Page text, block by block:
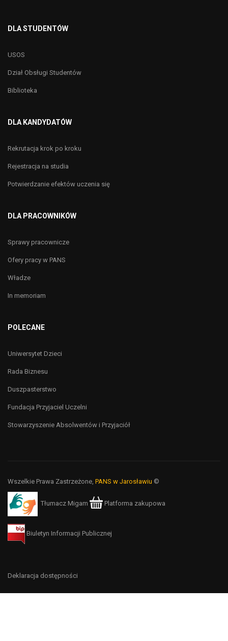
DLA STUDENTÓW
USOS
Dział Obsługi Studentów
Biblioteka
DLA KANDYDATÓW
Rekrutacja krok po kroku
Rejestracja na studia
Potwierdzanie efektów uczenia się
DLA PRACOWNIKÓW
Sprawy pracownicze
Ofery pracy w PANS
Władze
In memoriam
POLECANE
Uniwersytet Dzieci
Rada Biznesu
Duszpasterstwo
Fundacja Przyjaciel Uczelni
Stowarzyszenie Absolwentów i Przyjaciół
Wszelkie Prawa Zastrzeżone, PANS w Jarosławiu ©
Tłumacz Migam Platforma zakupowa
Biuletyn Informacji Publicznej
Deklaracja dostępności